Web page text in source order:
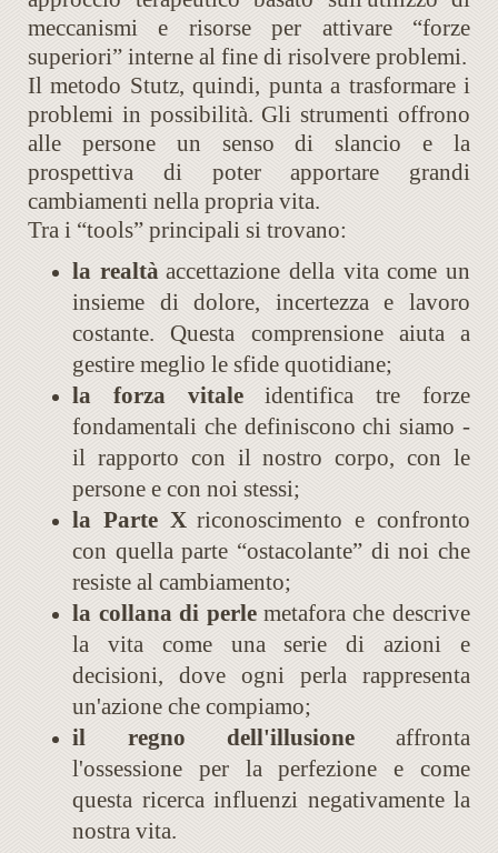
meccanismi e risorse per attivare “forze
superiori” interne al fine di risolvere problemi.
Il metodo Stutz, quindi, punta a trasformare i
problemi in possibilità. Gli strumenti offrono
alle persone un senso di slancio e la
prospettiva di poter apportare grandi
cambiamenti nella propria vita.
Tra i “tools” principali si trovano:
la realtà accettazione della vita come un
insieme di dolore, incertezza e lavoro
costante. Questa comprensione aiuta a
gestire meglio le sfide quotidiane;
la forza vitale
identifica tre forze
fondamentali che definiscono chi siamo -
il rapporto con il nostro corpo, con le
persone e con noi stessi;
la Parte X riconoscimento e confronto
con quella parte “ostacolante” di noi che
resiste al cambiamento;
la collana di perle metafora che descrive
la vita come una serie di azioni e
decisioni, dove ogni perla rappresenta
un'azione che compiamo;
il regno dell'illusione
affronta
l'ossessione per la perfezione e come
questa ricerca influenzi negativamente la
nostra vita.